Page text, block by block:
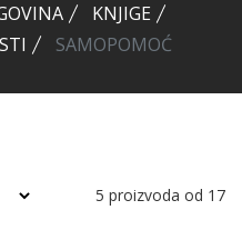
KNJIGE
SAMOPOMOĆ
5 proizvoda od 17